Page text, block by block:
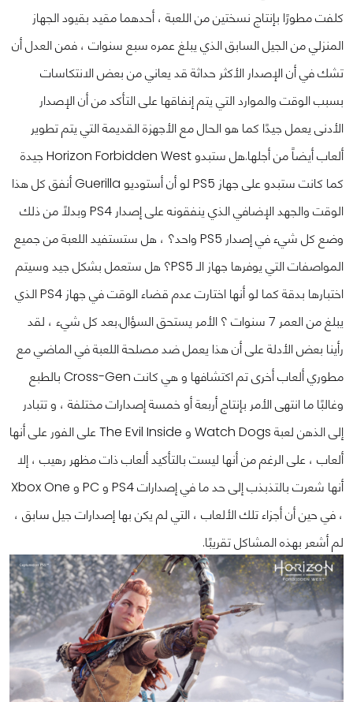
كلفت مطورًا بإنتاج نسختين من اللعبة ، أحدهما مقيد بقيود الجهاز
المنزلي من الجيل السابق الذي يبلغ عمره سبع سنوات ، فمن العدل أن
تشك في أن الإصدار الأكثر حداثة قد يعاني من بعض الانتكاسات
بسبب الوقت والموارد التي يتم إنفاقها على التأكد من أن الإصدار
الأدنى يعمل جيدًا كما هو الحال مع الأجهزة القديمة التي يتم تطوير
ألعاب أيضاً من أجلها.
هل ستبدو Horizon Forbidden West جيدة
كما كانت ستبدو على جهاز PS5 لو أن أستوديو Guerilla أنفق كل هذا
الوقت والجهد الإضافي الذي ينفقونه على إصدار PS4 وبدلاً من ذلك
وضع كل شيء في إصدار PS5 واحد؟ ، هل ستستفيد اللعبة من جميع
المواصفات التي يوفرها جهاز الـ PS5؟ هل ستعمل بشكل جيد وسيتم
اختبارها بدقة كما لو أنها اختارت عدم قضاء الوقت في جهاز PS4 الذي
يبلغ من العمر 7 سنوات ؟ الأمر يستحق السؤال.
بعد كل شيء ، لقد
رأينا بعض الأدلة على أن هذا يعمل ضد مصلحة اللعبة في الماضي مع
مطوري ألعاب أخرى تم اكتشافها و هي كانت Cross-Gen بالطبع
وغالبًا ما انتهى الأمر بإنتاج أربعة أو خمسة إصدارات مختلفة ، و تتبادر
إلى الذهن لعبة Watch Dogs و The Evil Inside على الفور على أنها
ألعاب ، على الرغم من أنها ليست بالتأكيد ألعاب ذات مظهر رهيب ، إلا
أنها شعرت بالتذبذب إلى حد ما في إصدارات PS4 و PC و Xbox One
، في حين أن أجزاء تلك الألعاب ، التي لم يكن بها إصدارات جيل سابق ،
لم أشعر بهذه المشاكل تقريبًا.